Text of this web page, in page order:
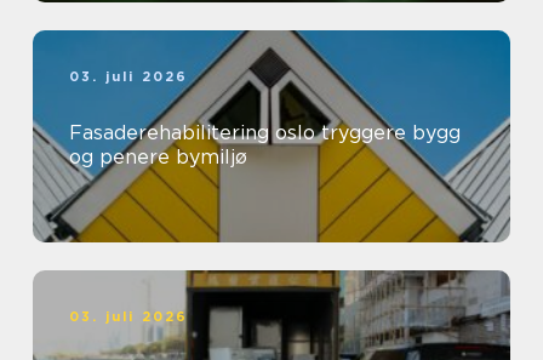
03. juli 2026
Fasaderehabilitering oslo tryggere bygg
og penere bymiljø
03. juli 2026